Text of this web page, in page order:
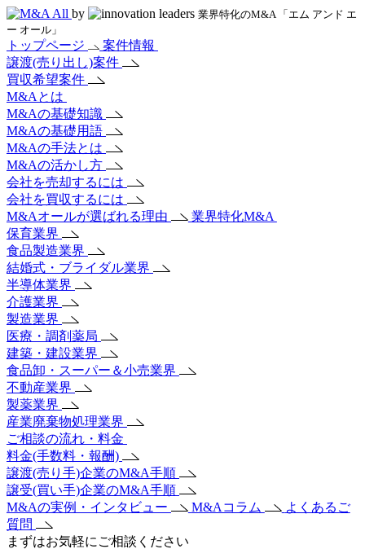
by
業界特化のM&A 「エム アンド エ
ー オール」
トップページ
案件情報
譲渡(売り出し)案件
買収希望案件
M&Aとは
M&Aの基礎知識
M&Aの基礎用語
M&Aの手法とは
M&Aの活かし方
会社を売却するには
会社を買収するには
M&Aオールが選ばれる理由
業界特化M&A
保育業界
食品製造業界
結婚式・ブライダル業界
半導体業界
介護業界
製造業界
医療・調剤薬局
建築・建設業界
食品卸・スーパー＆小売業界
不動産業界
製薬業界
産業廃棄物処理業界
ご相談の流れ・料金
料金(手数料・報酬)
譲渡(売り手)企業のM&A手順
譲受(買い手)企業のM&A手順
M&Aの実例・インタビュー
M&Aコラム
よくあるご
質問
まずはお気軽にご相談ください